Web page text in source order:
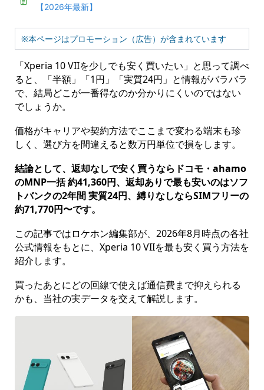
【2026年最新】
※本ページはプロモーション（広告）が含まれています
「Xperia 10 VIIを少しでも安く買いたい」と思って調べ
ると、「半額」「1円」「実質24円」と情報がバラバラ
で、結局どこが一番得なのか分かりにくいのではない
でしょうか。
価格がキャリアや契約方法でここまで変わる端末も珍
しく、選び方を間違えると数万円単位で損をします。
結論として、返却なしで安く買うならドコモ・ahamo
のMNP一括 約41,360円、返却ありで最も安いのはソフ
トバンクの2年間 実質24円、縛りなしならSIMフリーの
約71,770円〜です。
この記事ではロケホン編集部が、2026年8月時点の各社
公式情報をもとに、Xperia 10 VIIを最も安く買う方法を
紹介します。
買ったあとにどの回線で使えば通信費まで抑えられる
かも、当社の実データを交えて解説します。